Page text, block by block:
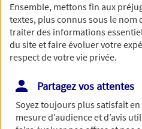
Toutes nos excuses, une
de traiter votre demande.
formulaire dans
Ensemble, mettons fin aux
textes, plus connus sous le nom
traiter des informations
du site et faire évoluer votre
respect de votre vie privée.
Partagez vos attentes
Soyez toujours plus satisfait
mesure d’audience et d’avis